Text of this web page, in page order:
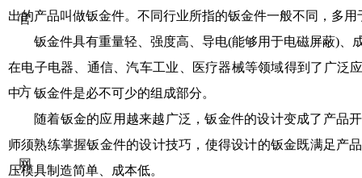
官
方
网
出的产品叫做钣金件。不同行业所指的钣金件一般不同，多用
钣金件具有重量轻、强度高、导电(能够用于电磁屏蔽)、
在电子电器、通信、汽车工业、医疗器械等领域得到了广泛
中，钣金件是必不可少的组成部分。
随着钣金的应用越来越广泛，钣金件的设计变成了产品
师须熟练掌握钣金件的设计技巧，使得设计的钣金既满足产
压模具制造简单、成本低。